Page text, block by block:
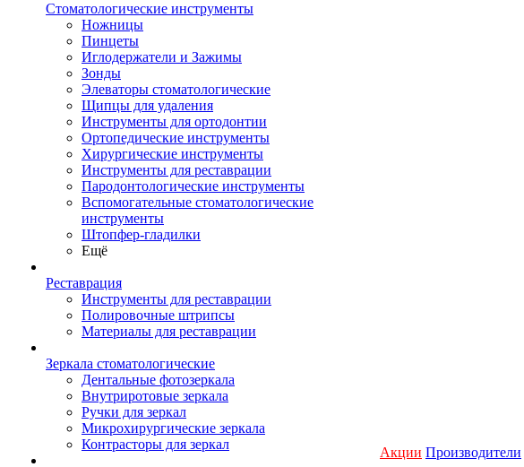
Стоматологические инструменты
Ножницы
Пинцеты
Иглодержатели и Зажимы
Зонды
Элеваторы стоматологические
Щипцы для удаления
Инструменты для ортодонтии
Ортопедические инструменты
Хирургические инструменты
Инструменты для реставрации
Пародонтологические инструменты
Вспомогательные стоматологические
инструменты
Штопфер-гладилки
Ещё
Реставрация
Инструменты для реставрации
Полировочные штрипсы
Материалы для реставрации
Зеркала стоматологические
Дентальные фотозеркала
Внутриротовые зеркала
Ручки для зеркал
Микрохирургические зеркала
Контрасторы для зеркал
Акции Производители